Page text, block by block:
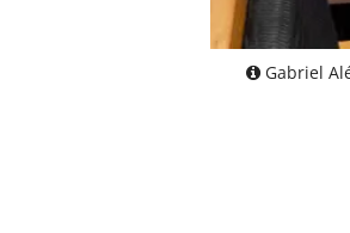
Gabriel